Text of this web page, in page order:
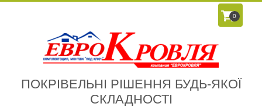
0
ПОКРІВЕЛЬНІ РІШЕННЯ БУДЬ-ЯКОЇ
СКЛАДНОСТІ